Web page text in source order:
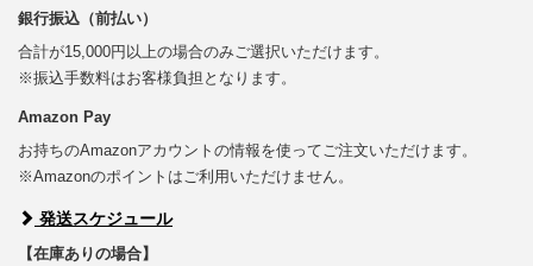
銀行振込（前払い）
合計が15,000円以上の場合のみご選択いただけます。
※振込手数料はお客様負担となります。
Amazon Pay
お持ちのAmazonアカウントの情報を使ってご注文いただけます。
※Amazonのポイントはご利用いただけません。
発送スケジュール
【在庫ありの場合】